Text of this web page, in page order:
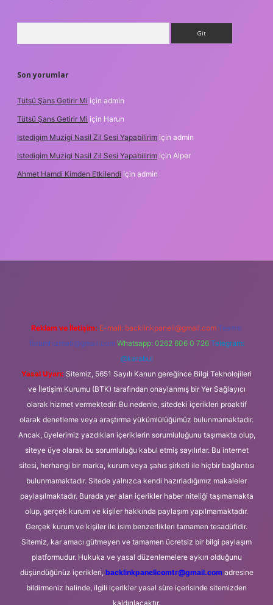
Son yorumlar
Tütsü Şans Getirir Mi için admin
Tütsü Şans Getirir Mi için Harun
Istedigim Muzigi Nasil Zil Sesi Yapabilirim için admin
Istedigim Muzigi Nasil Zil Sesi Yapabilirim için Alper
Ahmet Hamdi Kimden Etkilendi için admin
Reklam ve İletişim: E-mail: backlinkpaneli@gmail.com Teams:
forumhizmeti@gmail.com Whatsapp: 0262 606 0 726 Telegram:
@karabul
Yasal Uyarı: Sitemiz, 5651 Sayılı Kanun gereğince Bilgi Teknolojileri
ve İletişim Kurumu (BTK) tarafından onaylanmış bir Yer Sağlayıcı
olarak hizmet vermektedir. Bu nedenle, sitedeki içerikleri proaktif
olarak denetleme veya araştırma yükümlülüğümüz bulunmamaktadır.
Ancak, üyelerimiz yazdıkları içeriklerin sorumluluğunu taşımakta olup,
siteye üye olarak bu sorumluluğu kabul etmiş sayılırlar. Bu internet
sitesi, herhangi bir marka, kurum veya şahıs şirketi ile hiçbir bağlantısı
bulunmamaktadır. Sitede yalnızca kendi hazırladığımız makaleler
paylaşılmaktadır. Burada yer alan içerikler haber niteliği taşımamakta
olup, gerçek kurum ve kişiler hakkında paylaşım yapılmamaktadır.
Gerçek kurum ve kişiler ile isim benzerlikleri tamamen tesadüfidir.
Sitemiz, kar amacı gütmeyen ve tamamen ücretsiz bir bilgi paylaşım
platformudur. Hukuka ve yasal düzenlemelere aykırı olduğunu
düşündüğünüz içerikleri, backlinkpanelicomtr@gmail.comadresine
bildirmeniz halinde, ilgili içerikler yasal süre içerisinde sitemizden
kaldırılacaktır.